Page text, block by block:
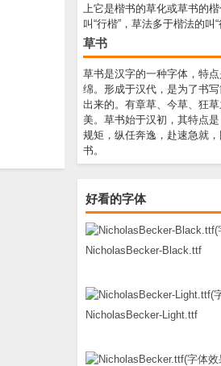
上它是楷书的草化或草书的
叫“行楷”，草法多于楷法的叫“
草书
草书是汉字的一种字体，特
绵。形成于汉代，是为了书
出来的。有章草、今草、狂
美。草书始于汉初，其特点
规矩，纵任奔逸，赴速急就
书。
好看的字体
NicholasBecker-Black.ttf
NicholasBecker-Light.ttf